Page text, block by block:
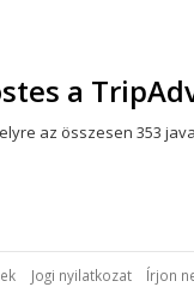
a
az összesen 353
Jogi nyilatkozat Írjon